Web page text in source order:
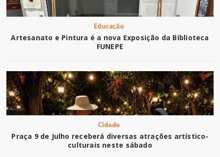
Educação
Artesanato e Pintura é a nova Exposição da Biblioteca
FUNEPE
Cidade
Praça 9 de Julho receberá diversas atrações artístico-
culturais neste sábado